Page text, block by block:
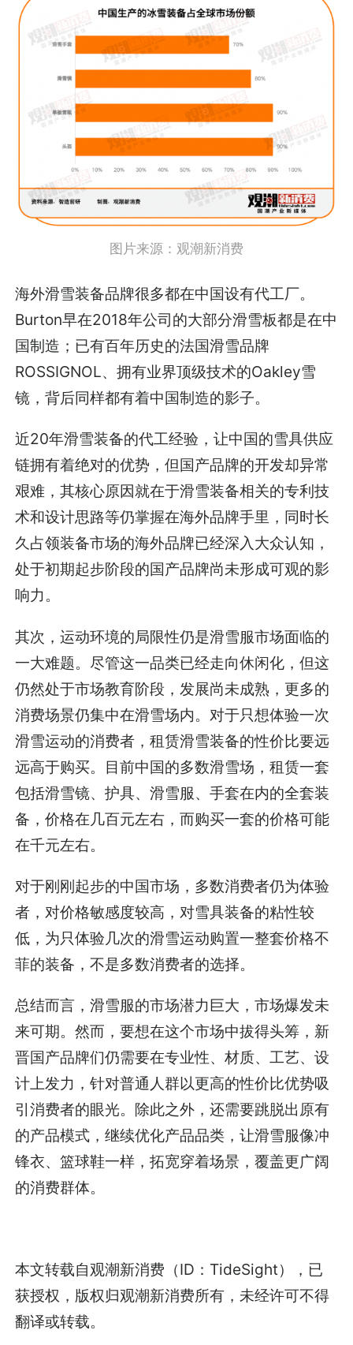
图片来源： 观潮新消费
海外滑雪装备品牌很多都在中国设有代工厂。
Burton早在2018年公司的大部分滑雪板都是在中
国制造；已有百年历史的法国滑雪品牌
ROSSIGNOL、拥有业界顶级技术的Oakley雪
镜，背后同样都有着中国制造的影子。
近20年滑雪装备的代工经验，让中国的雪具供应
链拥有着绝对的优势，但国产品牌的开发却异常
艰难，其核心原因就在于滑雪装备相关的专利技
术和设计思路等仍掌握在海外品牌手里，同时长
久占领装备市场的海外品牌已经深入大众认知，
处于初期起步阶段的国产品牌尚未形成可观的影
响力。
其次，运动环境的局限性仍是滑雪服市场面临的
一大难题。尽管这一品类已经走向休闲化，但这
仍然处于市场教育阶段，发展尚未成熟，更多的
消费场景仍集中在滑雪场内。对于只想体验一次
滑雪运动的消费者，租赁滑雪装备的性价比要远
远高于购买。目前中国的多数滑雪场，租赁一套
包括滑雪镜、护具、滑雪服、手套在内的全套装
备，价格在几百元左右，而购买一套的价格可能
在千元左右。
对于刚刚起步的中国市场，多数消费者仍为体验
者，对价格敏感度较高，对雪具装备的粘性较
低，为只体验几次的滑雪运动购置一整套价格不
菲的装备，不是多数消费者的选择。
总结而言，滑雪服的市场潜力巨大，市场爆发未
来可期。然而，要想在这个市场中拔得头筹，新
晋国产品牌们仍需要在专业性、材质、工艺、设
计上发力，针对普通人群以更高的性价比优势吸
引消费者的眼光。除此之外，还需要跳脱出原有
的产品模式，继续优化产品品类，让滑雪服像冲
锋衣、篮球鞋一样，拓宽穿着场景，覆盖更广阔
的消费群体。
本文转载自观潮新消费 （ID：TideSight），已
获授权，版权归观潮新消费所有，未经许可不得
翻译或转载。